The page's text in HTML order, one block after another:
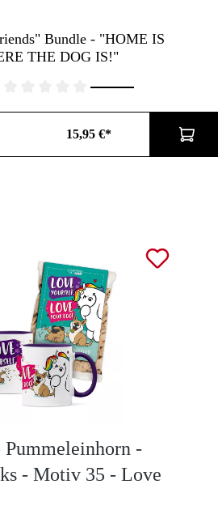
Bundle - "HOME IS
THE DOG IS!"
15,95 €*
Bewertung von 0 von 5 Sternen
-
- Motiv 35 - Love